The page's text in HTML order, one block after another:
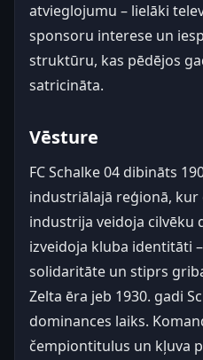
atvieglojumu – lielāki
sponsoru interese un
struktūru, kas pēdējos
satricināta.
Vēsture
FC Schalke 04 dibināts
industriālajā reģionā,
industrija veidoja cilvēku
izveidoja kluba identitāti
solidaritāte un stiprs
Zelta ēra jeb 1930. gadi
dominances laiks.
čempiontitulus un kļuva